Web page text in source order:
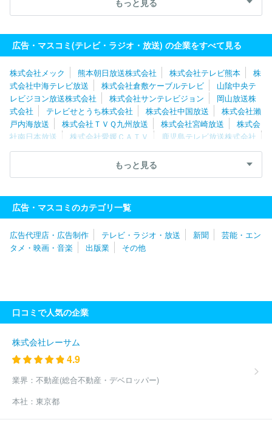
山放送株式会社
会社テレビユー福島
福島テレビ株式会社
日本海テレビジョン放
送株式会社
山隂中央テレビジヨン放送株式会社
広告・マスコミ(テレビ・ラジオ・放送) の企業をすべて見る
株式会社メック 熊本朝日放送株式会社 株式会社テレビ熊本
株
式会社中海テレビ放送
株式会社倉敷ケーブルテレビ
山隂中央テ
レビジヨン放送株式会社
株式会社サンテレビジョン
岡山放送株
式会社
テレビせとうち株式会社 株式会社中国放送
株式会社瀨
戸内海放送
株式会社ＴＶＱ九州放送 株式会社宮崎放送
株式会
社南日本放送
株式会社愛媛ＣＡＴＶ
鹿児島テレビ放送株式会社
稲沢シーエーティーヴィ株式会社
株式会社テレビ静岡
読売テレ
長野朝日放送株式会社
知多メディアスネットワ
ーク株式会社
中京テレビ放送株式会社
関西テレビ放送株式会社
株式会社東日
本放送
株式会社仙台放送 株式会社テレビユー山形
株式会社福島中央テレビ
株式会社福島放送
北海道文化放送株式
会社
株式会社テレビユー福島 北海道テレビ放送株式会社
ー
株式会社ＴＢＳテレビ 日本放送協会
湘南ケーブルネットワ
ーク株式会社
株式会社ミュージックエアポート
ム東京
スカパーＪＳＡＴ株式会社 ＹＯＵテレビ株式会社
株式
会社ＷＯＷＯＷ
ジョン
キャンシステム株式会社
ン株式会社
株式会社テレビ東京
ィズニー・ネットワークス株式会社
株式会社ＮＳＴ新潟総合テレ
ズステーション
式会社
株式会社福岡放送 株式会社熊本放送
四国放送株式会
もっと見る
広告・マスコミのカテゴリ一覧
広告代理店・広告制作 テレビ・ラジオ・放送 新聞
芸能・エン
タメ・映画・音楽
出版業 その他
口コミで人気の企業
株式会社レーサム
4.9
業界： 不動産(総合不動産・デベロッパー)
本社： 東京都